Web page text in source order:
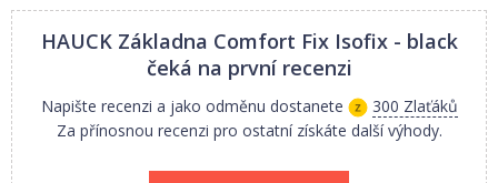
HAUCK Základna Comfort Fix Isofix - black
čeká na první recenzi
Napište recenzi a jako odměnu dostanete
300 Zlaťáků
Za přínosnou recenzi pro ostatní získáte další výhody.